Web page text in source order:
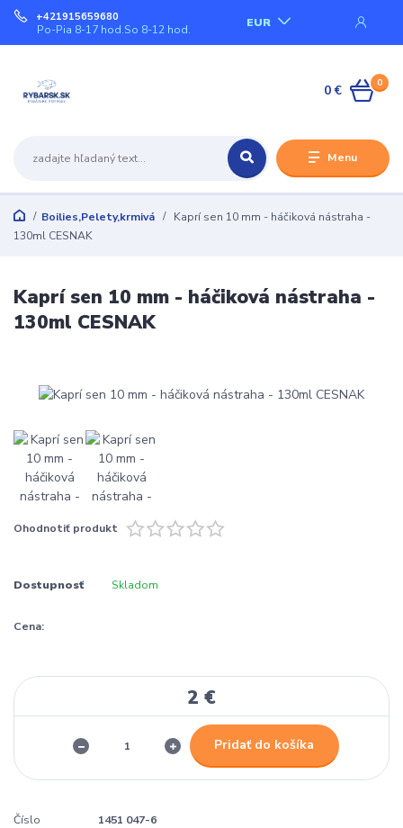
Menu
EUR
+421915659680
Po-Pia 8-17 hod.So 8-12 hod.
0
0 €
Boilies,Pelety,krmivá
Kaprí sen 10 mm - háčiková nástraha -
130ml CESNAK
Kaprí sen 10 mm - háčiková nástraha -
130ml CESNAK
Ohodnotiť produkt
Dostupnosť Skladom
Cena:
2 €
Pridať do košíka
Číslo
1451 047-6